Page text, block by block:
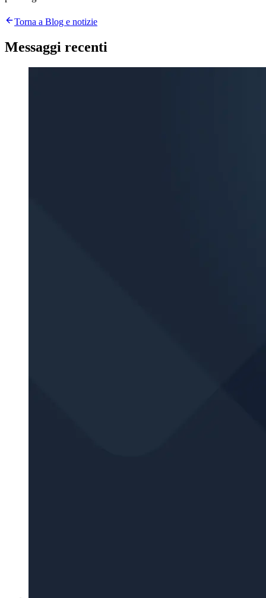
Torna a Blog e notizie
Messaggi recenti